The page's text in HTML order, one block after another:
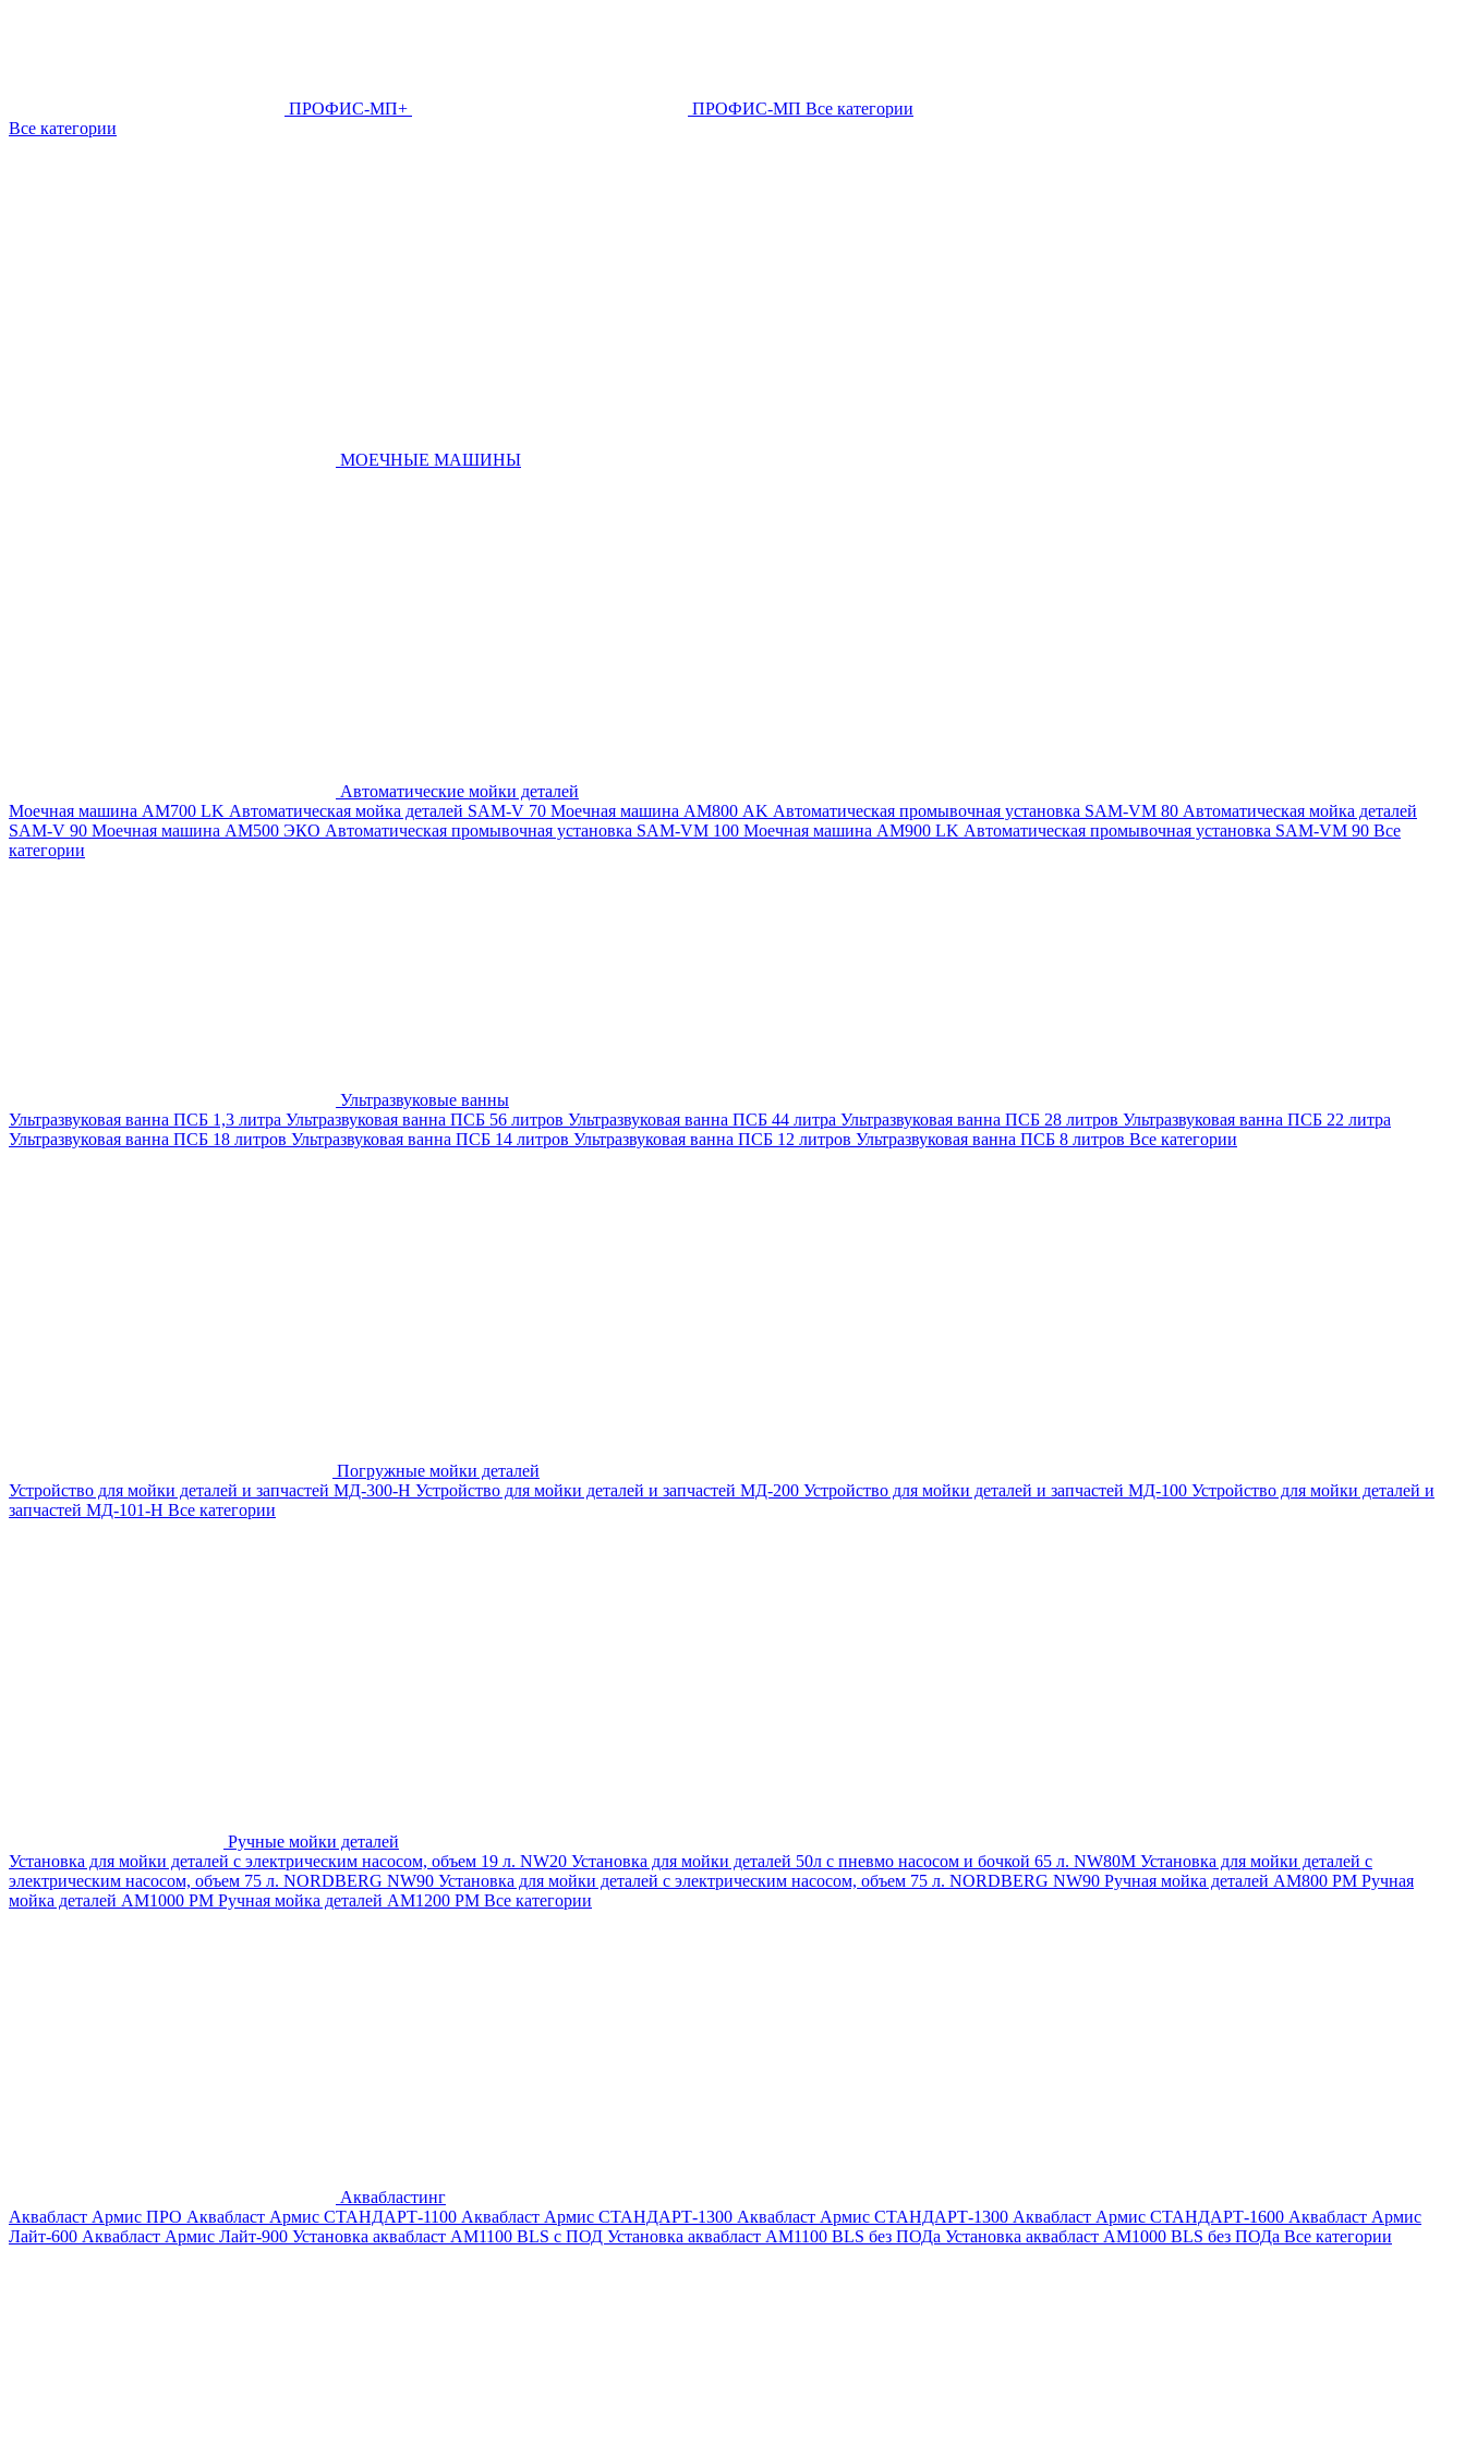
ПРОФИС-МП+ ПРОФИС-МП Все категории
Все категории
МОЕЧНЫЕ МАШИНЫ
Автоматические мойки деталей
Моечная машина AM700 LK Автоматическая мойка деталей SAM-V 70 Моечная машина АМ800 AK Автоматическая промывочная установка SAM-VM 80 Автоматическая мойка деталей
SAM-V 90 Моечная машина АМ500 ЭКО Автоматическая промывочная установка SAM-VM 100 Моечная машина AM900 LK Автоматическая промывочная установка SAM-VM 90 Все
категории
Ультразвуковые ванны
Ультразвуковая ванна ПСБ 1,3 литра Ультразвуковая ванна ПСБ 56 литров Ультразвуковая ванна ПСБ 44 литра Ультразвуковая ванна ПСБ 28 литров Ультразвуковая ванна ПСБ 22 литра
Ультразвуковая ванна ПСБ 18 литров Ультразвуковая ванна ПСБ 14 литров Ультразвуковая ванна ПСБ 12 литров Ультразвуковая ванна ПСБ 8 литров Все категории
Погружные мойки деталей
Устройство для мойки деталей и запчастей МД-300-H Устройство для мойки деталей и запчастей МД-200 Устройство для мойки деталей и запчастей МД-100 Устройство для мойки деталей и
запчастей МД-101-Н Все категории
Ручные мойки деталей
Установка для мойки деталей с электрическим насосом, объем 19 л. NW20 Установка для мойки деталей 50л с пневмо насосом и бочкой 65 л. NW80M Установка для мойки деталей с
электрическим насосом, объем 75 л. NORDBERG NW90 Установка для мойки деталей с электрическим насосом, объем 75 л. NORDBERG NW90 Ручная мойка деталей АМ800 РМ Ручная
мойка деталей АМ1000 РМ Ручная мойка деталей АМ1200 РМ Все категории
Аквабластинг
Аквабласт Армис ПРО Аквабласт Армис СТАНДАРТ-1100 Аквабласт Армис СТАНДАРТ-1300 Аквабласт Армис СТАНДАРТ-1300 Аквабласт Армис СТАНДАРТ-1600 Аквабласт Армис
Лайт-600 Аквабласт Армис Лайт-900 Установка аквабласт AM1100 BLS с ПОД Установка аквабласт AM1100 BLS без ПОДа Установка аквабласт AM1000 BLS без ПОДа Все категории